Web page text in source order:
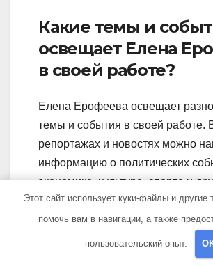
Какие темы и
освещает Елена
в своей работе?
Елена Ерофеева освещает
темы и события в своей работе.
репортажах и новостях можно
информацию о политических
экономике, культуре, спорте и
областях жизни общества. Она
интересуется внутренней и
политикой, работает на
чтобы предоставить зрителям
Этот сайт использует куки-файлы и другие
помочь вам в навигации, а также
пользовательский опыт.